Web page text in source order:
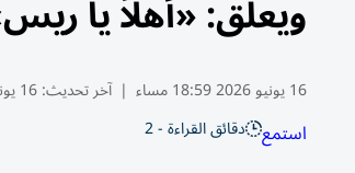
ويعلق: «أهلاً يا
16 يونيو 2026 18:59 مساء | آخر تحديث:16 يونيو 20:00 2026
استمع دقائق القراءة - 2